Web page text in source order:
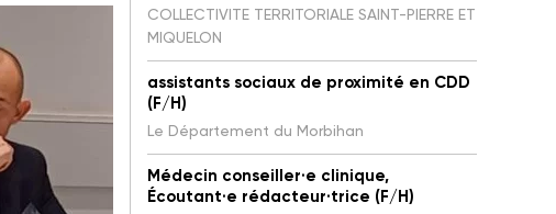
COLLECTIVITE TERRITORIALE SAINT-PIERRE ET
MIQUELON
assistants sociaux de proximité en CDD
(F/H)
Le Département du Morbihan
Médecin conseiller·e clinique,
Écoutant·e rédacteur·trice (F/H)